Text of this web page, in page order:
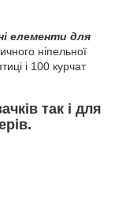
елементи для
ніпельної
і 100 курчат
так і для